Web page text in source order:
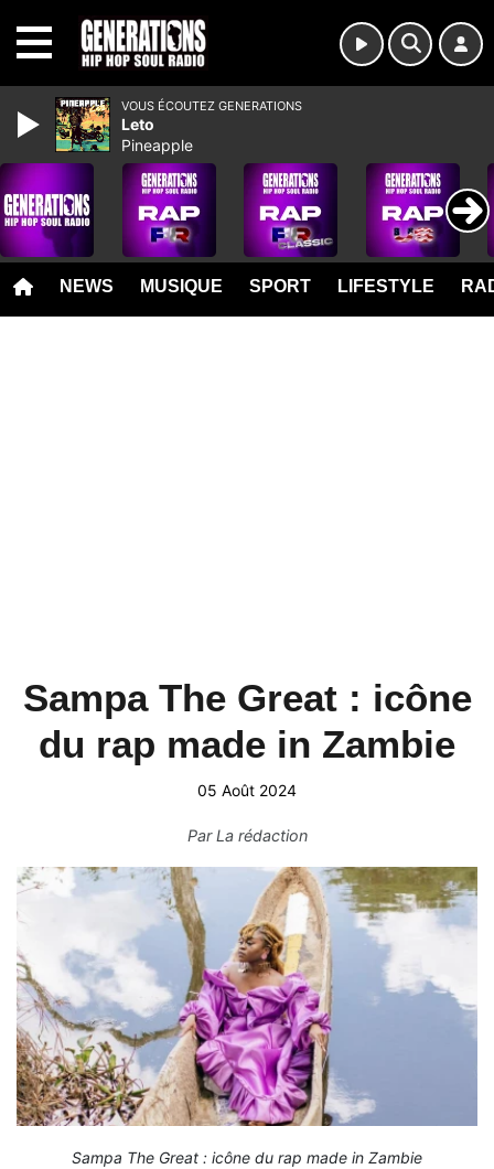
NEWS MUSIQUE SPORT LIFESTYLE
Sampa The Great : icône
du rap made in Zambie
05 Août 2024
ParLa rédaction
Sampa The Great : icône du rap made in Zambie
VOUS ÉCOUTEZ GENERATIONS
Leto
Pineapple